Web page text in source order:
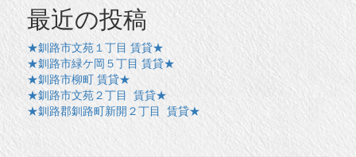
最近の投稿
★釧路市文苑１丁目 賃貸★
★釧路市緑ケ岡５丁目 賃貸★
★釧路市柳町 賃貸★
★釧路市文苑２丁目 賃貸★
★釧路郡釧路町新開２丁目 賃貸★